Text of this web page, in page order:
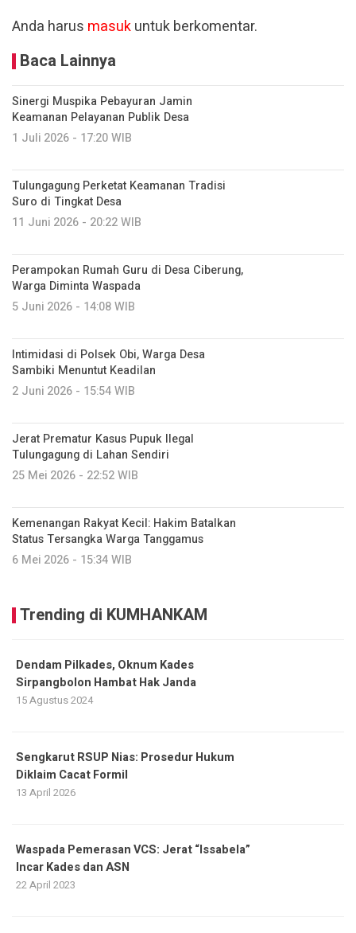
Anda harus masukuntuk berkomentar.
Baca Lainnya
Sinergi Muspika Pebayuran Jamin
Keamanan Pelayanan Publik Desa
1 Juli 2026 - 17:20 WIB
Tulungagung Perketat Keamanan Tradisi
Suro di Tingkat Desa
11 Juni 2026 - 20:22 WIB
Perampokan Rumah Guru di Desa Ciberung,
Warga Diminta Waspada
5 Juni 2026 - 14:08 WIB
Intimidasi di Polsek Obi, Warga Desa
Sambiki Menuntut Keadilan
2 Juni 2026 - 15:54 WIB
Jerat Prematur Kasus Pupuk Ilegal
Tulungagung di Lahan Sendiri
25 Mei 2026 - 22:52 WIB
Kemenangan Rakyat Kecil: Hakim Batalkan
Status Tersangka Warga Tanggamus
6 Mei 2026 - 15:34 WIB
Trending di KUMHANKAM
Dendam Pilkades, Oknum Kades
Sirpangbolon Hambat Hak Janda
15 Agustus 2024
Sengkarut RSUP Nias: Prosedur Hukum
Diklaim Cacat Formil
13 April 2026
Waspada Pemerasan VCS: Jerat “Issabela”
Incar Kades dan ASN
22 April 2023